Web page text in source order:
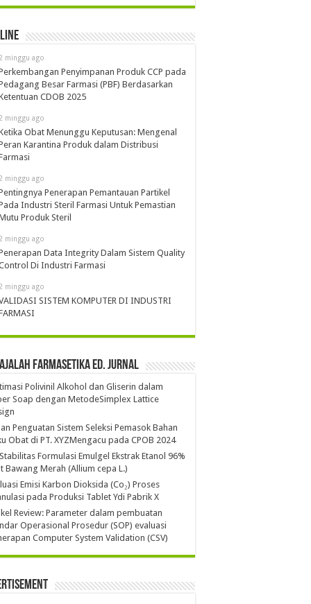
minggu ago
Penyimpanan Produk CCP pada
Besar Farmasi (PBF) Berdasarkan
CDOB 2025
minggu ago
Obat Menunggu Keputusan: Mengenal
Karantina Produk dalam Distribusi
minggu ago
Penerapan Pemantauan Partikel
Industri Steril Farmasi Untuk Pemastian
Produk Steril
minggu ago
Data Integrity Dalam Sistem Quality
Di Industri Farmasi
minggu ago
SISTEM KOMPUTER DI INDUSTRI
Farmasetika Ed. Jurnal
Polivinil Alkohol dan Gliserin dalam
Soap dengan MetodeSimplex Lattice
Penguatan Sistem Seleksi Pemasok Bahan
Obat di PT. XYZMengacu pada CPOB 2024
Formulasi Emulgel Ekstrak Etanol 96%
Bawang Merah (Allium cepa L.)
Emisi Karbon Dioksida (Co₂) Proses
pada Produksi Tablet Ydi Pabrik X
Review: Parameter dalam pembuatan
Operasional Prosedur (SOP) evaluasi
Computer System Validation (CSV)